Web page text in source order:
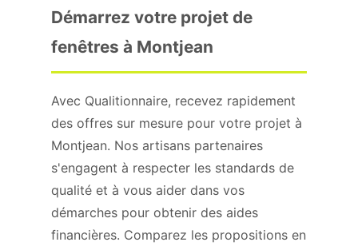
Démarrez votre projet de
fenêtres à Montjean
Avec Qualitionnaire, recevez rapidement
des offres sur mesure pour votre projet à
Montjean. Nos artisans partenaires
s'engagent à respecter les standards de
qualité et à vous aider dans vos
démarches pour obtenir des aides
financières. Comparez les propositions en